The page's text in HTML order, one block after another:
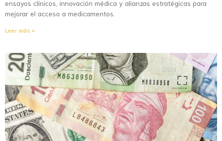
ensayos clínicos, innovación médica y alianzas estratégicas para
mejorar el acceso a medicamentos.
Leer más »